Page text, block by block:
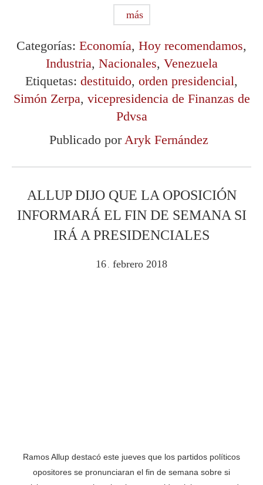
más
Categorías: Economía, Hoy recomendamos,
Industria, Nacionales, Venezuela
Etiquetas: destituido, orden presidencial,
Simón Zerpa, vicepresidencia de Finanzas de
Pdvsa
Publicado por Aryk Fernández
ALLUP DIJO QUE LA OPOSICIÓN
INFORMARÁ EL FIN DE SEMANA SI
IRÁ A PRESIDENCIALES
16 febrero 2018
Ramos Allup destacó este jueves que los partidos políticos
opositores se pronunciaran el fin de semana sobre si